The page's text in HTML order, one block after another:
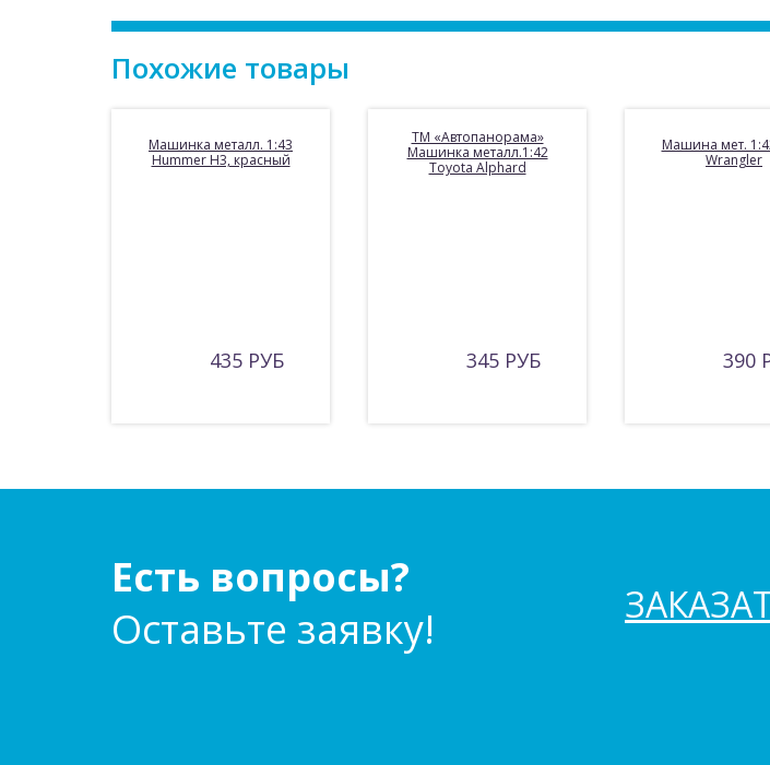
Похожие товары
Машинка металл. 1:43
Hummer H3, красный
435 РУБ
ТМ «Автопанорама»
Машинка металл.1:42
Toyota Alphard
345 РУБ
Машина мет.
Wrangler
390
Есть вопросы?
Оставьте заявку!